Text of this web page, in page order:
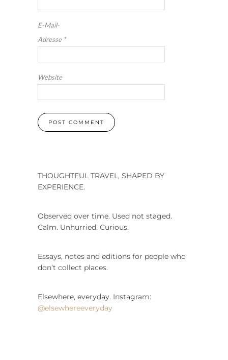
E-Mail-
Adresse *
Website
THOUGHTFUL TRAVEL, SHAPED BY
EXPERIENCE.
Observed over time. Used not staged.
Calm. Unhurried. Curious.
Essays, notes and editions for people who
don’t collect places.
Elsewhere, everyday. Instagram:
@elsewhereeveryday